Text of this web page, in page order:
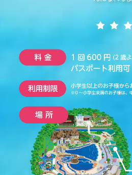
オリジナルカードをつくろう！